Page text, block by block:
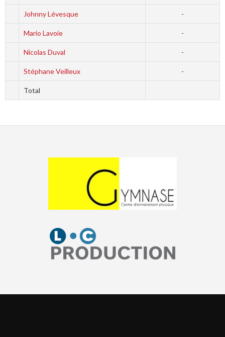
Johnny Lévesque -
Mario Lavoie -
Nicolas Duval -
Stéphane Veilleux -
Total